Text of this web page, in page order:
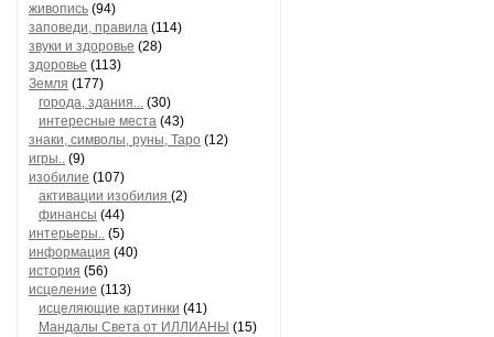
живопись (94)
заповеди, правила (114)
звуки и здоровье (28)
здоровье (113)
Земля (177)
города, здания... (30)
интересные места (43)
знаки, символы, руны, Таро (12)
игры.. (9)
изобилие (107)
активации изобилия (2)
финансы (44)
интерьеры.. (5)
информация (40)
история (56)
исцеление (113)
исцеляющие картинки (41)
Мандалы Света от ИЛЛИАНЫ (15)